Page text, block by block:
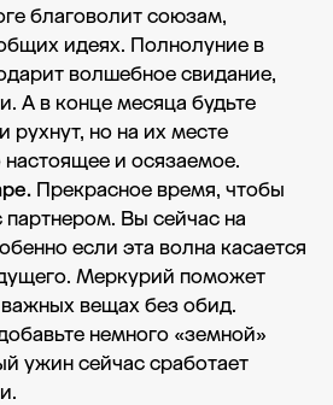
благоволит союзам,
идеях. Полнолуние в
волшебное свидание,
А в конце месяца будьте
рухнут, но на их месте
настоящее и осязаемое.
Прекрасное время, чтобы
партнером. Вы сейчас на
если эта волна касается
Меркурий поможет
вещах без обид.
немного «земной»
ужин сейчас сработает